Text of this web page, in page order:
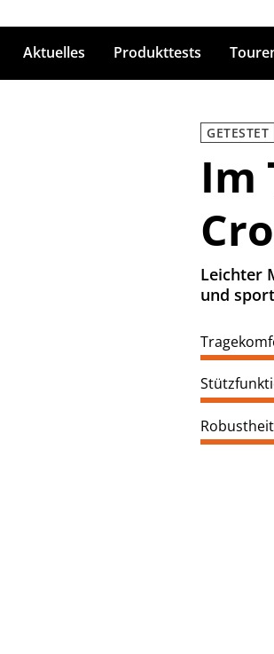
Aktuelles Produkttests
GETESTET
Im
Leichter
und
Robustheit